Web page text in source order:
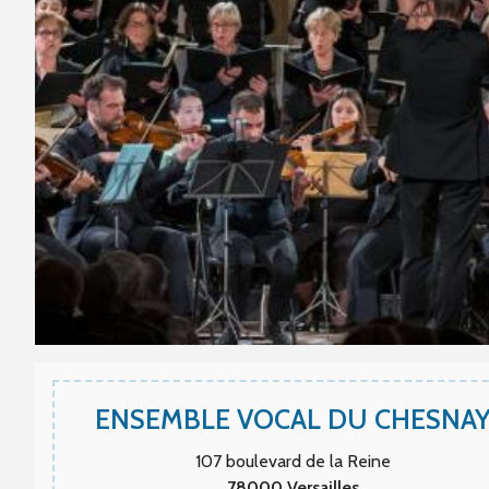
ENSEMBLE VOCAL DU
107 boulevard de la Reine